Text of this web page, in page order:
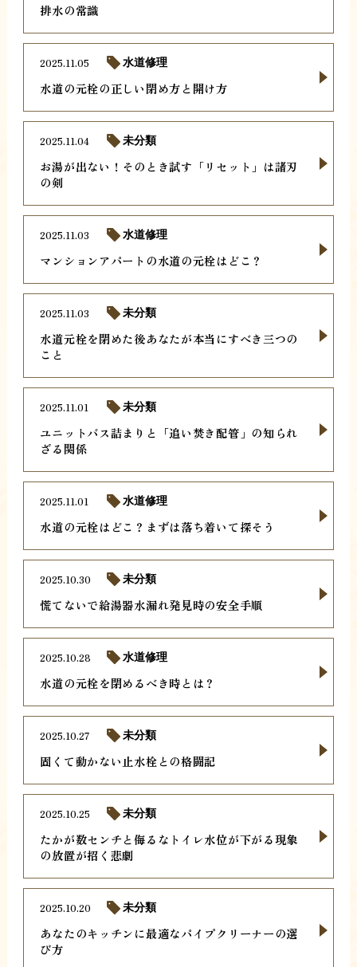
排水の常識
水道の元栓の正しい閉め方と開け方
2025.11.05 水道修理
お湯が出ない！そのとき試す「リセット」は諸刃
の剣
2025.11.04 未分類
マンションアパートの水道の元栓はどこ？
2025.11.03 水道修理
水道元栓を閉めた後あなたが本当にすべき三つの
こと
2025.11.03 未分類
ユニットバス詰まりと「追い焚き配管」の知られ
ざる関係
2025.11.01 未分類
水道の元栓はどこ？まずは落ち着いて探そう
2025.11.01 水道修理
慌てないで給湯器水漏れ発見時の安全手順
2025.10.30 未分類
水道の元栓を閉めるべき時とは？
2025.10.28 水道修理
固くて動かない止水栓との格闘記
2025.10.27 未分類
たかが数センチと侮るなトイレ水位が下がる現象
の放置が招く悲劇
2025.10.25 未分類
あなたのキッチンに最適なパイプクリーナーの選
び方
2025.10.20 未分類